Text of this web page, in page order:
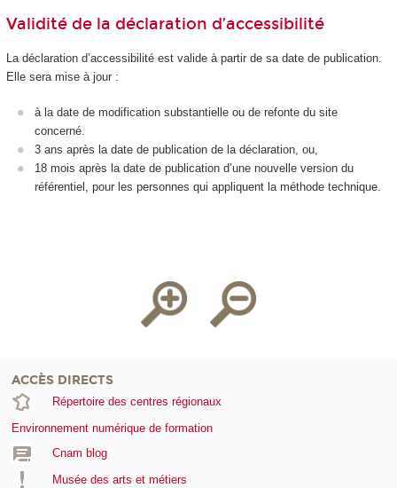
Validité de la déclaration d’accessibilité
La déclaration d’accessibilité est valide à partir de sa date de publication.
Elle sera mise à jour :
à la date de modification substantielle ou de refonte du site
concerné.
3 ans après la date de publication de la déclaration, ou,
18 mois après la date de publication d’une nouvelle version du
référentiel, pour les personnes qui appliquent la méthode technique.
ACCÈS DIRECTS
Répertoire des centres régionaux
Environnement numérique de formation
Cnam blog
Musée des arts et métiers